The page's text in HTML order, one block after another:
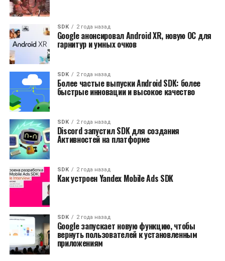
SDK 2 года назад
Google анонсировал Android XR, новую ОС для
гарнитур и умных очков
SDK 2 года назад
Более частые выпуски Android SDK: более
быстрые инновации и высокое качество
SDK 2 года назад
Discord запустил SDK для создания
Активностей на платформе
SDK 2 года назад
Как устроен Yandex Mobile Ads SDK
SDK 2 года назад
Google запускает новую функцию, чтобы
вернуть пользователей к установленным
приложениям